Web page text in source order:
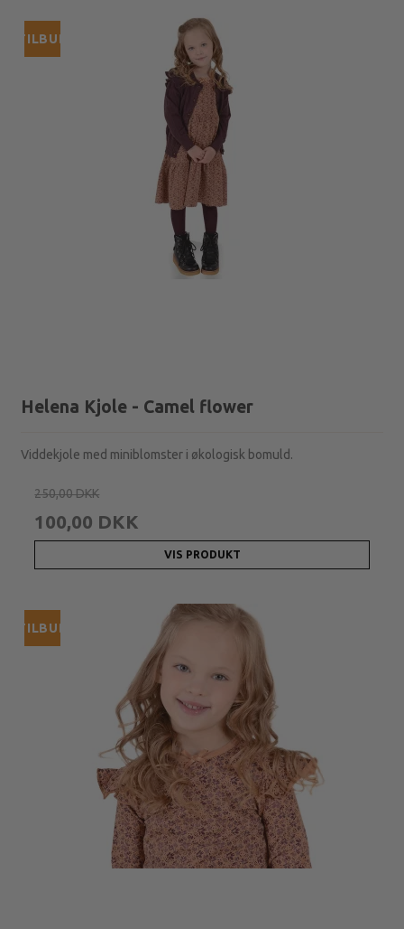
TILBUD
Helena Kjole - Camel flower
Viddekjole med miniblomster i økologisk bomuld.
250,00 DKK
100,00 DKK
VIS PRODUKT
TILBUD